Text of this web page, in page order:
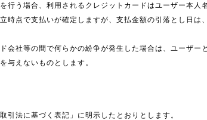
行う場合、利用されるクレジットカードはユーザー本
時点で支払いが確定しますが、支払金額の引落とし日
会社等の間で何らかの紛争が発生した場合は、ユーザ
与えないものとします。
引法に基づく表記」に明示したとおりとします。